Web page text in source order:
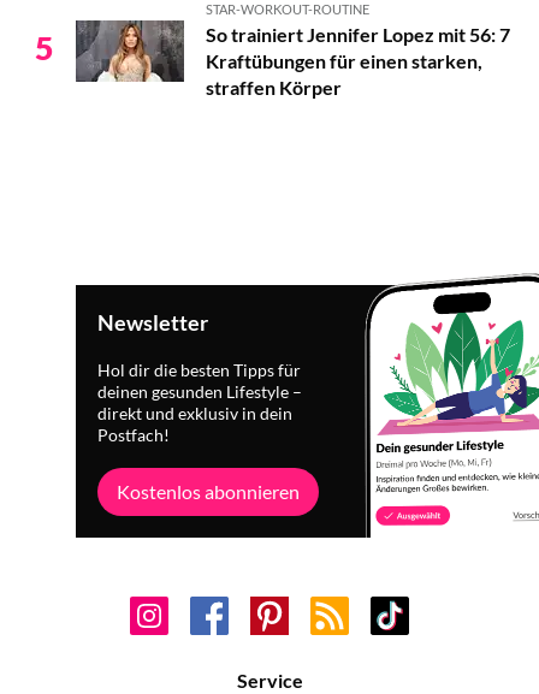
5
STAR-WORKOUT-ROUTINE
So trainiert Jennifer Lopez mit 56: 7
Kraftübungen für einen starken,
straffen Körper
Newsletter
Hol dir die besten Tipps für
deinen gesunden Lifestyle –
direkt und exklusiv in dein
Postfach!
Kostenlos abonnieren
Service